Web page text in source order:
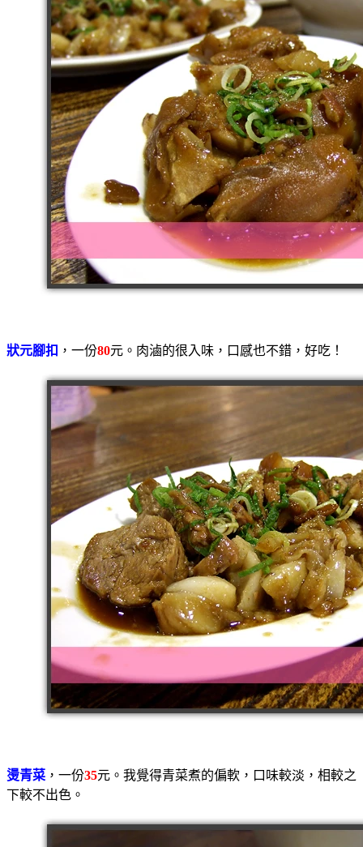
狀元腳扣 ，一份80元。肉滷的很入味，口感也不錯，好吃！
燙青菜 ，一份35元。我覺得青菜煮的偏軟，口味較淡，相較之
下較不出色。